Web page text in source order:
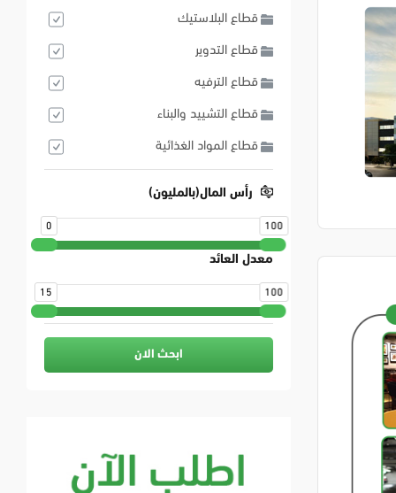
قطاع البلاستيك
قطاع التدوير
قطاع الترفيه
قطاع التشييد والبناء
قطاع المواد الغذائية
رأس المال(بالمليون)
0 100
معدل العائد
15 100
ابحث الان